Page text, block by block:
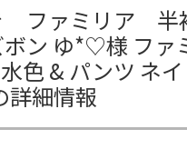
ファミリア
ン ゆ*♡様 ファ
色 & パンツ ネ
詳細情報